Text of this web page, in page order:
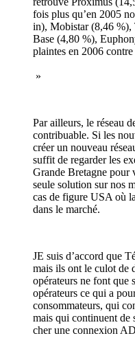
fois plus qu’en 2005
in), Mobistar (8,46 %),
Base (4,80 %),
plaintes en 2006
»
Par ailleurs, le réseau
contribuable. Si les
créer un nouveau
suffit de regarder les
Grande Bretagne pour
seule solution sur nos
cas de figure USA où
dans le marché.
JE suis d’accord que
mais ils ont le culot de
opérateurs ne font que
opérateurs ce qui a
consommateurs, qui
mais qui continuent de
cher une connexion